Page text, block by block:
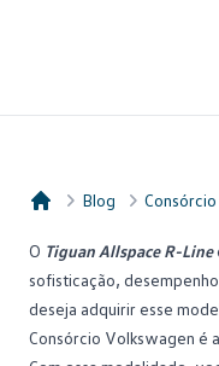
Blog
O Tiguan Allspace R-Line
sofisticação,
deseja adquirir esse
Consórcio Volkswagen é